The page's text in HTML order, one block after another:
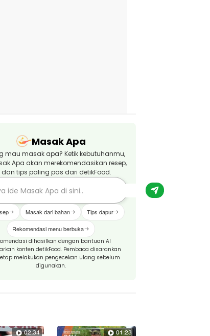
Masak Apa
mau masak apa? Ketik kebutuhanmu,
Apa akan merekomendasikan resep,
dan tips paling pas dari detikFood.
Masak dari bahan Tips dapur
Rekomendasi menu berbuka
dihasilkan dengan bantuan AI
konten detikFood. Pembaca disarankan
melakukan pengecekan ulang sebelum
digunakan.
02:34 01:23